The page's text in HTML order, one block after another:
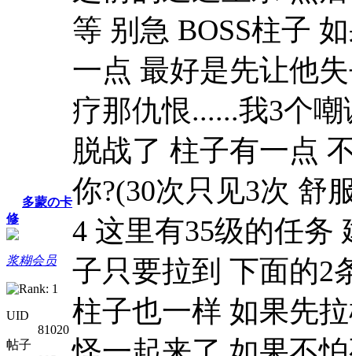
多蒙の卡
修
浆糊会员
UID
81020
帖子
等 别急 BOSS柱子
一点 最好是先让他
疗那仇恨......我3个
脱战了 柱子有一点
你?(30次只见3次 舒
4 这里有35级的任务
子只要拉到 下面的2
柱子也一样 如果先